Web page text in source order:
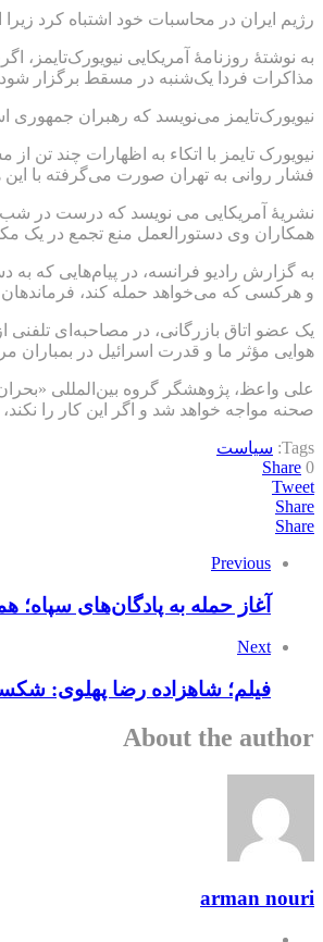
رژیم ایران در محاسبات خود اشتباه کرد
به نوشتۀ روزنامۀ آمریکایی
مذاکرات فردا یک‌شنبه در مسقط برگزار
نیویورک‌تایمز می‌نویسد که رهبران جمهوری
نیویورک تایمز با اتکاء به اظهارات چند تن
فشار روانی به تهران صورت می‌گرفته با
نشریۀ آمریکایی می نویسد که درست در شب
همکاران وی دستورالعمل منع تجمع در یک
به گزارش رادیو فرانسه، در پیام‌هایی که
و هرکسی که می‌خواهد حمله کند، فرماندهان
یک عضو اتاق بازرگانی، در مصاحبه‌ای تلفنی
هوایی مؤثر ما و قدرت اسرائیل در بمباران
علی واعظ، پژوهشگر گروه بین‌المللی
صحنه مواجه خواهد شد و اگر این کار را
Tags: سیاست
Share 0
Tweet
Share
Share
Previous
آغاز حمله به پادگان‌های
Next
فیلم؛ شاهزاده رضا پهلوی:
About the author
arman nouri